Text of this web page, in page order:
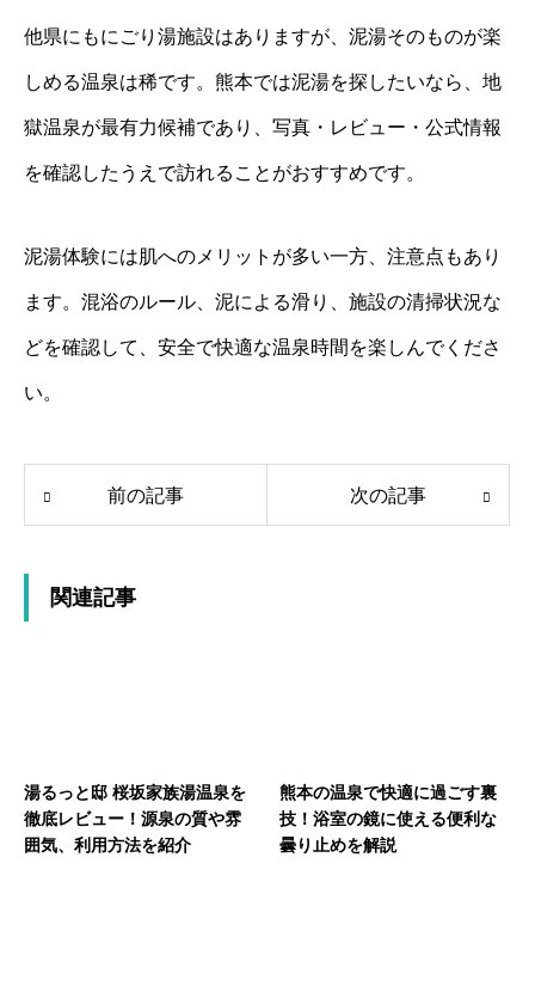
他県にもにごり湯施設はありますが、泥湯そのものが楽
しめる温泉は稀です。熊本では泥湯を探したいなら、地
獄温泉が最有力候補であり、写真・レビュー・公式情報
を確認したうえで訪れることがおすすめです。
泥湯体験には肌へのメリットが多い一方、注意点もあり
ます。混浴のルール、泥による滑り、施設の清掃状況な
どを確認して、安全で快適な温泉時間を楽しんでくださ
い。
前の記事 次の記事
関連記事
湯るっと邸 桜坂家族湯温泉を
徹底レビュー！源泉の質や雰
囲気、利用方法を紹介
熊本の温泉で快適に過ごす裏
技！浴室の鏡に使える便利な
曇り止めを解説